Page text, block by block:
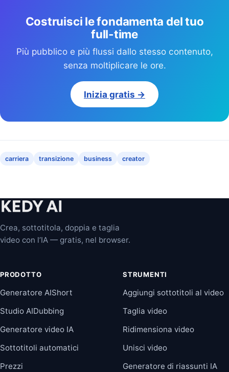
Costruisci le fondamenta del tuo
full-time
Più pubblico e più flussi dallo stesso contenuto,
senza moltiplicare le ore.
Inizia gratis →
carriera transizione business creator
Crea, sottotitola, doppia e taglia
video con l’IA — gratis, nel browser.
PRODOTTO
Generatore AIShort
Studio AIDubbing
Generatore video IA
Sottotitoli automatici
Prezzi
STRUMENTI
Aggiungi sottotitoli al video
Taglia video
Ridimensiona video
Unisci video
Generatore di riassunti IA